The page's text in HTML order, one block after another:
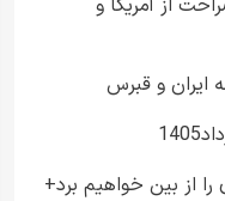
از آمریکا و
ایران و قبرس
را از بین خواهیم برد+